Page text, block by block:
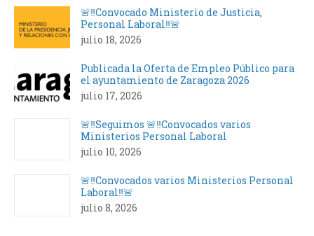
🚨‼️Convocado Ministerio de Justicia,
Personal Laboral‼️🚨
julio 18, 2026
Publicada la Oferta de Empleo Público para
el ayuntamiento de Zaragoza 2026
julio 17, 2026
🚨‼️Seguimos 🚨‼️Convocados varios
Ministerios Personal Laboral
julio 10, 2026
🚨‼️Convocados varios Ministerios Personal
Laboral‼️🚨
julio 8, 2026